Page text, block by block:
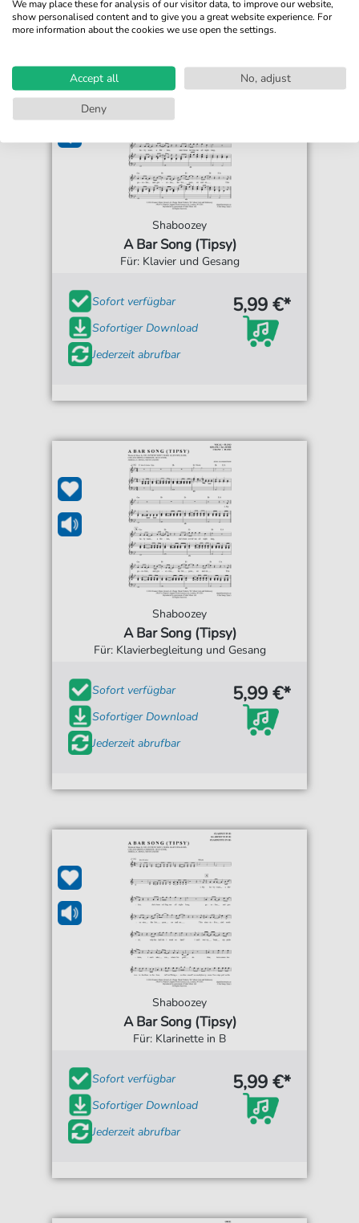
Shaboozey
A Bar Song (Tipsy)
Für: Klavier und Gesang
Sofort verfügbar
Sofortiger Download
Jederzeit abrufbar
5,99 €*
Shaboozey
A Bar Song (Tipsy)
Für: Klavierbegleitung und Gesang
Sofort verfügbar
Sofortiger Download
Jederzeit abrufbar
5,99 €*
Shaboozey
A Bar Song (Tipsy)
Für: Klarinette in B
Sofort verfügbar
Sofortiger Download
Jederzeit abrufbar
5,99 €*
We may place these for analysis of our visitor data, to improve our website,
show personalised content and to give you a great website experience. For
more information about the cookies we use open the settings.
Accept all
No, adjust
Deny